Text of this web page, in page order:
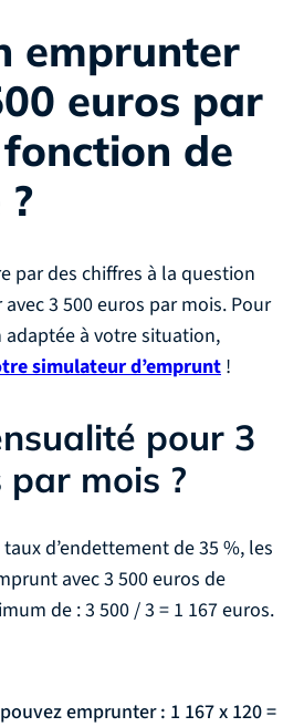
emprunter
euros par
de
par des chiffres à la question
3 500 euros par mois. Pour
à votre situation,
simulateur d’emprunt !
pour 3
par mois ?
d’endettement de 35 %, les
avec 3 500 euros de
de : 3 500 / 3 = 1 167 euros.
emprunter : 1 167 x 120 =